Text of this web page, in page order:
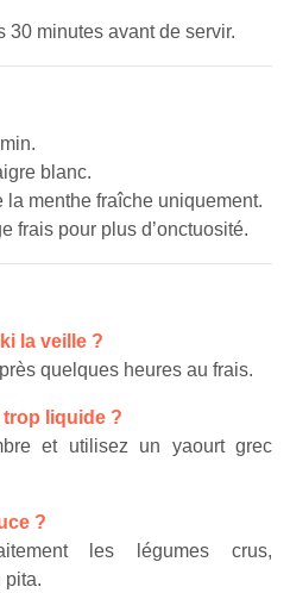
30 minutes avant de servir.
blanc.
la menthe fraîche uniquement.
frais pour plus d’onctuosité.
la veille ?
quelques heures au frais.
trop liquide ?
et utilisez un yaourt grec
?
les légumes crus,
pita.